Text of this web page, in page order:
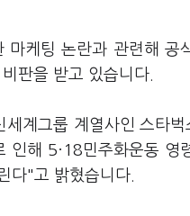
마케팅 논란과 관련해 공
판을 받고 있습니다.
계그룹 계열사인 스타벅
인해 5·18민주화운동 영
다"고 밝혔습니다.